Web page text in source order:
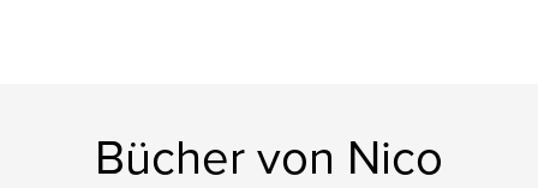
Bücher von Nico